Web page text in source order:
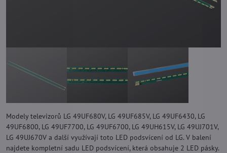
Modely televizorů LG 49UF680V, LG 49UF685V, LG 49UF6430, LG
49UF6800, LG 49UF7700, LG 49UF6700, LG 49UH615V, LG 49UJ701V,
LG 49UJ670V a další využívají toto LED podsvícení od LG. V balení
najdete kompletní sadu LED podsvícení, která obsahuje 2 LED pásky.